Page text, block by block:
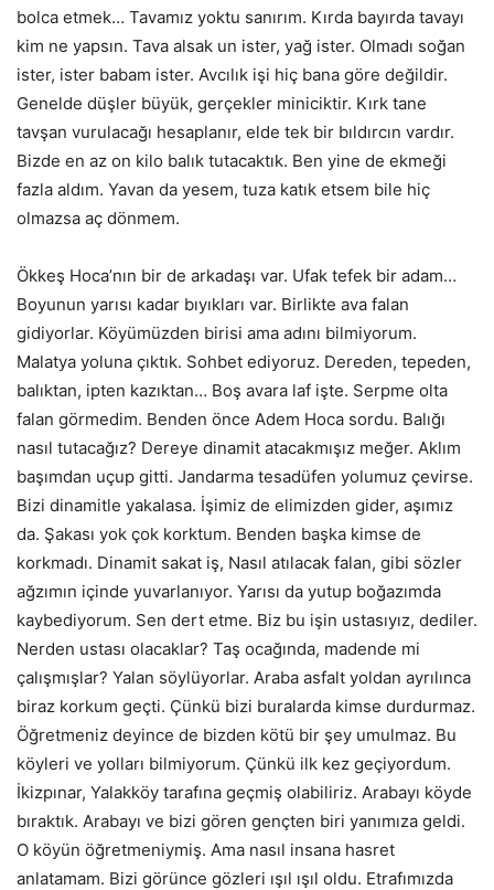
bolca etmek… Tavamız yoktu sanırım. Kırda bayırda tavayı
kim ne yapsın. Tava alsak un ister, yağ ister. Olmadı soğan
ister, ister babam ister. Avcılık işi hiç bana göre değildir.
Genelde düşler büyük, gerçekler miniciktir. Kırk tane
tavşan vurulacağı hesaplanır, elde tek bir bıldırcın vardır.
Bizde en az on kilo balık tutacaktık. Ben yine de ekmeği
fazla aldım. Yavan da yesem, tuza katık etsem bile hiç
olmazsa aç dönmem.
Ökkeş Hoca’nın bir de arkadaşı var. Ufak tefek bir adam…
Boyunun yarısı kadar bıyıkları var. Birlikte ava falan
gidiyorlar. Köyümüzden birisi ama adını bilmiyorum.
Malatya yoluna çıktık. Sohbet ediyoruz. Dereden, tepeden,
balıktan, ipten kazıktan… Boş avara laf işte. Serpme olta
falan görmedim. Benden önce Adem Hoca sordu. Balığı
nasıl tutacağız? Dereye dinamit atacakmışız meğer. Aklım
başımdan uçup gitti. Jandarma tesadüfen yolumuz çevirse.
Bizi dinamitle yakalasa. İşimiz de elimizden gider, aşımız
da. Şakası yok çok korktum. Benden başka kimse de
korkmadı. Dinamit sakat iş, Nasıl atılacak falan, gibi sözler
ağzımın içinde yuvarlanıyor. Yarısı da yutup boğazımda
kaybediyorum. Sen dert etme. Biz bu işin ustasıyız, dediler.
Nerden ustası olacaklar? Taş ocağında, madende mi
çalışmışlar? Yalan söylüyorlar. Araba asfalt yoldan ayrılınca
biraz korkum geçti. Çünkü bizi buralarda kimse durdurmaz.
Öğretmeniz deyince de bizden kötü bir şey umulmaz. Bu
köyleri ve yolları bilmiyorum. Çünkü ilk kez geçiyordum.
İkizpınar, Yalakköy tarafına geçmiş olabiliriz. Arabayı köyde
bıraktık. Arabayı ve bizi gören gençten biri yanımıza geldi.
O köyün öğretmeniymiş. Ama nasıl insana hasret
anlatamam. Bizi görünce gözleri ışıl ışıl oldu. Etrafımızda